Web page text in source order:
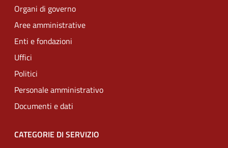
Organi di governo
Aree amministrative
Enti e fondazioni
Uffici
Politici
Personale amministrativo
Documenti e dati
CATEGORIE DI SERVIZIO